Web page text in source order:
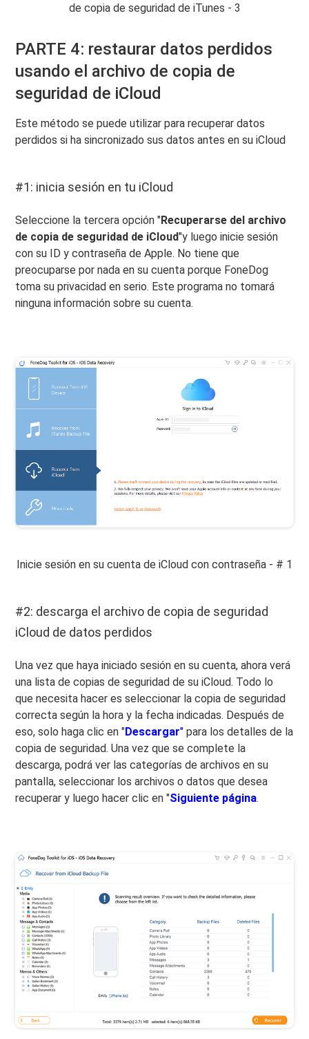
de copia de seguridad de iTunes - 3
PARTE 4: restaurar datos perdidos
usando el archivo de copia de
seguridad de iCloud
Este método se puede utilizar para recuperar datos
perdidos si ha sincronizado sus datos antes en su iCloud
#1: inicia sesión en tu iCloud
Seleccione la tercera opción "Recuperarse del archivo
de copia de seguridad de iCloud"y luego inicie sesión
con su ID y contraseña de Apple. No tiene que
preocuparse por nada en su cuenta porque FoneDog
toma su privacidad en serio. Este programa no tomará
ninguna información sobre su cuenta.
Inicie sesión en su cuenta de iCloud con contraseña - # 1
#2: descarga el archivo de copia de seguridad
iCloud de datos perdidos
Una vez que haya iniciado sesión en su cuenta, ahora verá
una lista de copias de seguridad de su iCloud. Todo lo
que necesita hacer es seleccionar la copia de seguridad
correcta según la hora y la fecha indicadas. Después de
eso, solo haga clic en "Descargar" para los detalles de la
copia de seguridad. Una vez que se complete la
descarga, podrá ver las categorías de archivos en su
pantalla, seleccionar los archivos o datos que desea
recuperar y luego hacer clic en "Siguiente página.